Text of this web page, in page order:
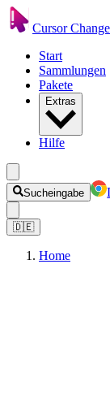
Cursor
Start
Sammlungen
Pakete
Extras
Hilfe
Sucheingabe
🇩🇪
Home